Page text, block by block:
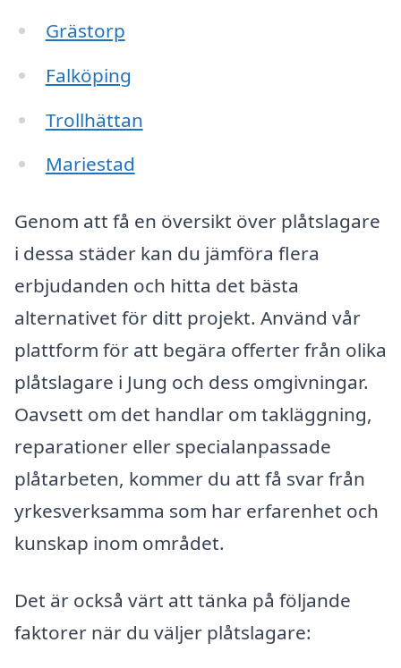
Grästorp
Falköping
Trollhättan
Mariestad
Genom att få en översikt över plåtslagare
i dessa städer kan du jämföra flera
erbjudanden och hitta det bästa
alternativet för ditt projekt. Använd vår
plattform för att begära offerter från olika
plåtslagare i Jung och dess omgivningar.
Oavsett om det handlar om takläggning,
reparationer eller specialanpassade
plåtarbeten, kommer du att få svar från
yrkesverksamma som har erfarenhet och
kunskap inom området.
Det är också värt att tänka på följande
faktorer när du väljer plåtslagare: